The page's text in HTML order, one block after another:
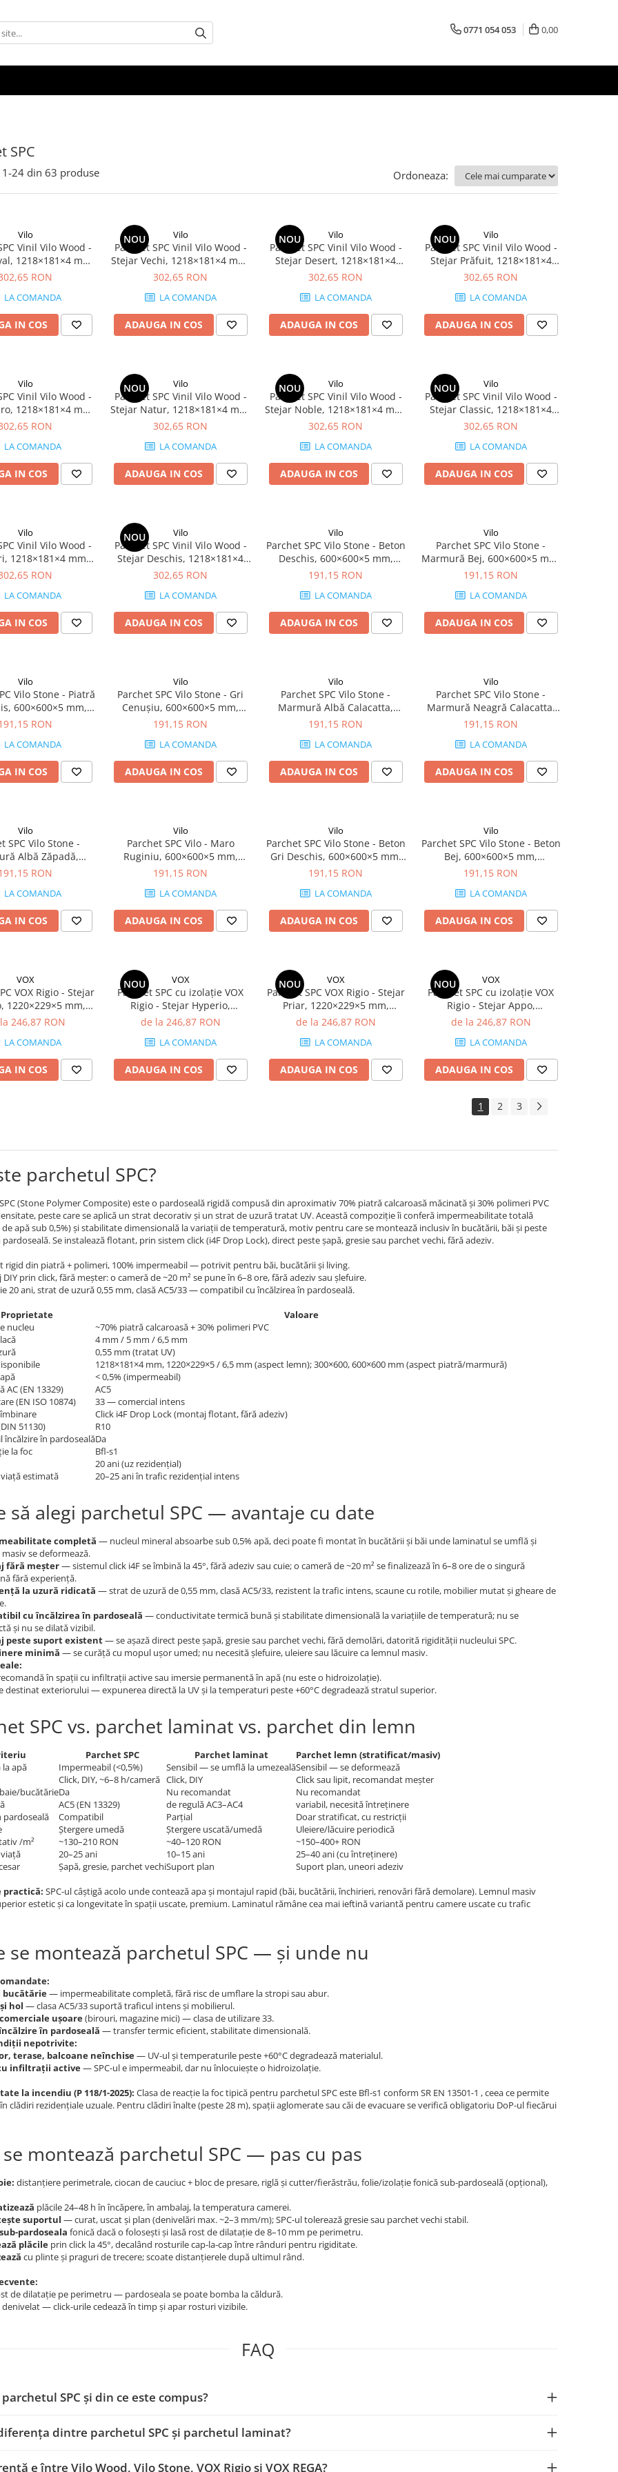
0771 054 053 0,00
SPC
1-24 din 63 produse Ordoneaza:
Vilo
Vinil Vilo Wood -
1218×181×4 mm,
R9, 2.42
RON
LA COMANDA
IN COS
NOU Vilo
Parchet SPC Vinil Vilo Wood -
Stejar Vechi, 1218×181×4 mm,
antiderapant R9, 2.42
302,65 RON
LA COMANDA
ADAUGA IN COS
NOU Vilo
Parchet SPC Vinil Vilo Wood -
Stejar Desert, 1218×181×4
mm, antiderapant R9, 2.42
302,65 RON
LA COMANDA
ADAUGA IN COS
NOU Vilo
Parchet SPC Vinil Vilo Wood -
Stejar Prăfuit, 1218×181×4
mm, antiderapant R9, 2.42
302,65 RON
LA COMANDA
ADAUGA IN COS
Vilo
Vinil Vilo Wood -
1218×181×4 mm,
R9, 2.42
RON
LA COMANDA
IN COS
NOU Vilo
Parchet SPC Vinil Vilo Wood -
Stejar Natur, 1218×181×4 mm,
antiderapant R9, 2.42
302,65 RON
LA COMANDA
ADAUGA IN COS
NOU Vilo
Parchet SPC Vinil Vilo Wood -
Stejar Noble, 1218×181×4 mm,
antiderapant R9, 2.42
302,65 RON
LA COMANDA
ADAUGA IN COS
NOU Vilo
Parchet SPC Vinil Vilo Wood -
Stejar Classic, 1218×181×4
mm, antiderapant R9, 2.42
302,65 RON
LA COMANDA
ADAUGA IN COS
Vilo
Vinil Vilo Wood -
1218×181×4 mm,
R9, 2.42
RON
LA COMANDA
IN COS
NOU Vilo
Parchet SPC Vinil Vilo Wood -
Stejar Deschis, 1218×181×4
mm, antiderapant R9, 2.42
302,65 RON
LA COMANDA
ADAUGA IN COS
Vilo
Parchet SPC Vilo Stone - Beton
Deschis, 600×600×5 mm,
antiderapant R10, 1.44
191,15 RON
LA COMANDA
ADAUGA IN COS
Vilo
Parchet SPC Vilo Stone -
Marmură Bej, 600×600×5 mm,
antiderapant R10, 1.44
191,15 RON
LA COMANDA
ADAUGA IN COS
Vilo
Vilo Stone - Piatră
600×600×5 mm,
R10, 1.44
RON
LA COMANDA
IN COS
Vilo
Parchet SPC Vilo Stone - Gri
Cenușiu, 600×600×5 mm,
antiderapant R10, 1.44
191,15 RON
LA COMANDA
ADAUGA IN COS
Vilo
Parchet SPC Vilo Stone -
Marmură Albă Calacatta,
600×600×5 mm, antiderapant
191,15 RON
LA COMANDA
ADAUGA IN COS
Vilo
Parchet SPC Vilo Stone -
Marmură Neagră Calacatta,
600×600×5 mm, antiderapant
191,15 RON
LA COMANDA
ADAUGA IN COS
Vilo
SPC Vilo Stone -
Albă Zăpadă,
mm, antiderapant
RON
LA COMANDA
IN COS
Vilo
Parchet SPC Vilo - Maro
Ruginiu, 600×600×5 mm,
antiderapant R10, 1.44
191,15 RON
LA COMANDA
ADAUGA IN COS
Vilo
Parchet SPC Vilo Stone - Beton
Gri Deschis, 600×600×5 mm,
antiderapant R10, 1.44
191,15 RON
LA COMANDA
ADAUGA IN COS
Vilo
Parchet SPC Vilo Stone - Beton
Bej, 600×600×5 mm,
antiderapant R10, 1.44
191,15 RON
LA COMANDA
ADAUGA IN COS
VOX
VOX Rigio - Stejar
1220×229×5 mm,
R9, 2.23
246,87 RON
LA COMANDA
IN COS
NOU VOX
Parchet SPC cu izolație VOX
Rigio - Stejar Hyperio,
1220×229×6.5 mm,
mp/cutie (8 plăci)
de la 246,87 RON
LA COMANDA
ADAUGA IN COS
NOU VOX
Parchet SPC VOX Rigio - Stejar
Priar, 1220×229×5 mm,
antiderapant R9, 2.23
de la 246,87 RON
LA COMANDA
ADAUGA IN COS
NOU VOX
Parchet SPC cu izolație VOX
Rigio - Stejar Appo,
1220×229×6.5 mm,
mp/cutie (8 plăci)
de la 246,87 RON
LA COMANDA
ADAUGA IN COS
1 2 3
parchetul SPC?
(Stone Polymer Composite) este o pardoseală rigidă compusă din aproximativ 70% piatră calcaroasă măcinată și 30% polimeri PVC
peste care se aplică un strat decorativ și un strat de uzură tratat UV. Această compoziție îi conferă impermeabilitate totală
apă sub 0,5%) și stabilitate dimensională la variații de temperatură, motiv pentru care se montează inclusiv în bucătării, băi și peste
Se instalează flotant, prin sistem click (i4F Drop Lock), direct peste șapă, gresie sau parchet vechi, fără adeziv.
rigid din piatră + polimeri, 100% impermeabil — potrivit pentru băi, bucătării și living.
prin click, fără meșter: o cameră de ~20 m² se pune în 6–8 ore, fără adeziv sau șlefuire.
20 ani, strat de uzură 0,55 mm, clasă AC5/33 — compatibil cu încălzirea în pardoseală.
Proprietate
Valoare
nucleu
~70% piatră calcaroasă + 30% polimeri PVC
4 mm / 5 mm / 6,5 mm
0,55 mm (tratat UV)
1218×181×4 mm, 1220×229×5 / 6,5 mm (aspect lemn); 300×600, 600×600 mm (aspect piatră/marmură)
< 0,5% (impermeabil)
AC (EN 13329)
AC5
(EN ISO 10874)
33 — comercial intens
Click i4F Drop Lock (montaj flotant, fără adeziv)
51130)
R10
încălzire în pardosealăDa
la foc
Bfl-s1
20 ani (uz rezidențial)
estimată
20–25 ani în trafic rezidențial intens
să alegi parchetul SPC — avantaje cu date
completă — nucleul mineral absoarbe sub 0,5% apă, deci poate fi montat în bucătării și băi unde laminatul se umflă și
se deformează.
fără meșter— sistemul click i4F se îmbină la 45°, fără adeziv sau cuie; o cameră de ~20 m² se finalizează în 6–8 ore de o singură
fără experiență.
la uzură ridicată — strat de uzură de 0,55 mm, clasă AC5/33, rezistent la trafic intens, scaune cu rotile, mobilier mutat și gheare de
cu încălzirea în pardoseală — conductivitate termică bună și stabilitate dimensională la variațiile de temperatură; nu se
și nu se dilată vizibil.
peste suport existent— se așază direct peste șapă, gresie sau parchet vechi, fără demolări, datorită rigidității nucleului SPC.
minimă — se curăță cu mopul ușor umed; nu necesită șlefuire, uleiere sau lăcuire ca lemnul masiv.
în spații cu infiltrații active sau imersie permanentă în apă (nu este o hidroizolație).
destinat exteriorului — expunerea directă la UV și la temperaturi peste +60°C degradează stratul superior.
SPC vs. parchet laminat vs. parchet din lemn
Parchet SPC Parchet laminat
Parchet lemn (stratificat/masiv)
la apă
Impermeabil (<0,5%) Sensibil — se umflă la umezealăSensibil — se deformează
Click, DIY, ~6–8 h/cameră Click, DIY
Click sau lipit, recomandat meșter
bucătărieDa Nu recomandat
Nu recomandat
AC5 (EN 13329) de regulă AC3–AC4
variabil, necesită întreținere
pardoseală
Compatibil Parțial
Doar stratificat, cu restricții
Ștergere umedă Ștergere uscată/umedă
Uleiere/lăcuire periodică
/m²
~130–210 RON ~40–120 RON
~150–400+ RON
20–25 ani 10–15 ani
25–40 ani (cu întreținere)
Șapă, gresie, parchet vechiSuport plan
Suport plan, uneori adeziv
practică: SPC-ul câștigă acolo unde contează apa și montajul rapid (băi, bucătării, închirieri, renovări fără demolare). Lemnul masiv
estetic și ca longevitate în spații uscate, premium. Laminatul rămâne cea mai ieftină variantă pentru camere uscate cu trafic
se montează parchetul SPC — și unde nu
bucătărie— impermeabilitate completă, fără risc de umflare la stropi sau abur.
hol — clasa AC5/33 suportă traficul intens și mobilierul.
ușoare(birouri, magazine mici) — clasa de utilizare 33.
în pardoseală — transfer termic eficient, stabilitate dimensională.
nepotrivite:
terase, balcoane neînchise— UV-ul și temperaturile peste +60°C degradează materialul.
infiltrații active— SPC-ul e impermeabil, dar nu înlocuiește o hidroizolație.
la incendiu (P 118/1-2025): Clasa de reacție la foc tipică pentru parchetul SPC este Bfl-s1 conform SR EN 13501-1 , ceea ce permite
clădiri rezidențiale uzuale. Pentru clădiri înalte (peste 28 m), spații aglomerate sau căi de evacuare se verifică obligatoriu DoP-ul fiecărui
montează parchetul SPC — pas cu pas
distanțiere perimetrale, ciocan de cauciuc + bloc de presare, riglă și cutter/fierăstrău, folie/izolație fonică sub-pardoseală (opțional),
plăcile 24–48 h în încăpere, în ambalaj, la temperatura camerei.
suportul — curat, uscat și plan (denivelări max. ~2–3 mm/m); SPC-ul tolerează gresie sau parchet vechi stabil.
pardoseala fonică dacă o folosești și lasă rost de dilatație de 8–10 mm pe perimetru.
plăcile prin click la 45°, decalând rosturile cap-la-cap între rânduri pentru rigiditate.
cu plinte și praguri de trecere; scoate distanțierele după ultimul rând.
de dilatație pe perimetru — pardoseala se poate bomba la căldură.
— click-urile cedează în timp și apar rosturi vizibile.
FAQ
parchetul SPC și din ce este compus?
dintre parchetul SPC și parchetul laminat?
e între Vilo Wood, Vilo Stone, VOX Rigio și VOX REGA?